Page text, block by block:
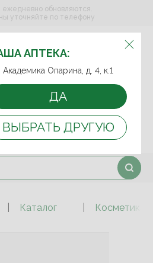
ВЫБЕРИТЕ АПТЕКУ:
ул. Академика Опарина,
д. 4, к.1
АПТЕКА:
Академика Опарина, д. 4, к.1
ДА
ВЫБРАТЬ ДРУГУЮ
ежедневно обновляются.
уточняйте по телефону
+7 (499) 749-74-89
(989) 579-78-73
Каталог Косметика